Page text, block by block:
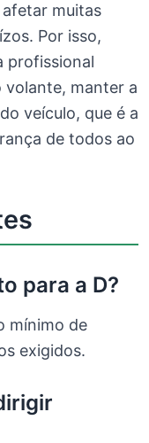
muitas
Por isso,
profissional
volante, manter a
veículo, que é a
de todos ao
para a D?
mínimo de
exigidos.